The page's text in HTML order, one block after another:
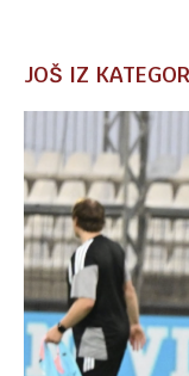
JOŠ IZ